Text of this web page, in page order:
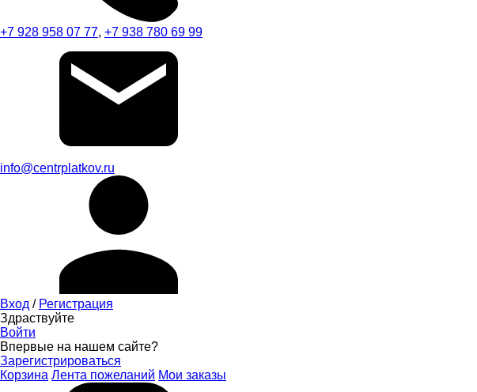
+7 928 958 07 77, +7 938 780 69 99
info@centrplatkov.ru
Вход / Регистрация
Здраствуйте
Войти
Впервые на нашем сайте?
Зарегистрироваться
Корзина Лента пожеланий Мои заказы